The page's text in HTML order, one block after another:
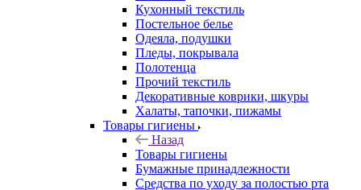
Кухонный текстиль
Постельное белье
Одеяла, подушки
Пледы, покрывала
Полотенца
Прочий текстиль
Декоративные коврики, шкуры
Халаты, тапочки, пижамы
Товары гигиены
Назад
Товары гигиены
Бумажные принадлежности
Средства по уходу за полостью рта